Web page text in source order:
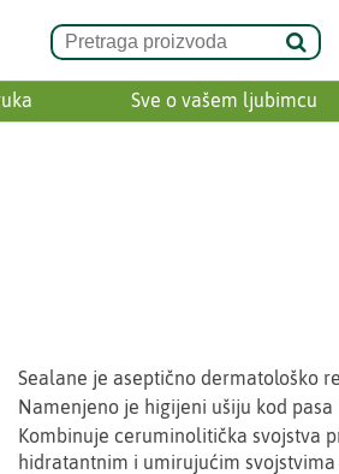
Sve o vašem ljubimcu
Sealane je aseptično dermatološko
Namenjeno je higijeni ušiju kod pasa
Kombinuje ceruminolitička svojstva
hidratantnim i umirujućim